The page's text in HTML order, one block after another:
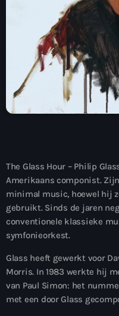
The Glass Hour – Philip
Amerikaans componist.
minimal music, hoewel hij
gebruikt. Sinds de jaren
conventionele klassieke
symfonieorkest.
Glass heeft gewerkt voor
Morris. In 1983 werkte hij
van Paul Simon: het
met een door Glass